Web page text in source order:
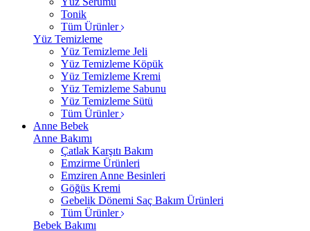
Tonik
Tüm Ürünler
Yüz Temizleme
Yüz Temizleme Jeli
Yüz Temizleme Köpük
Yüz Temizleme Kremi
Yüz Temizleme Sabunu
Yüz Temizleme Sütü
Tüm Ürünler
Anne Bebek
Anne Bakımı
Çatlak Karşıtı Bakım
Emzirme Ürünleri
Emziren Anne Besinleri
Göğüs Kremi
Gebelik Dönemi Saç Bakım Ürünleri
Tüm Ürünler
Bebek Bakımı